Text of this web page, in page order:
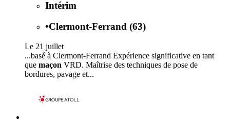
Intérim
•Clermont-Ferrand (63)
Le 21 juillet
...basé à Clermont-Ferrand Expérience significative en tant
que maçon VRD. Maîtrise des techniques de pose de
bordures, pavage et...